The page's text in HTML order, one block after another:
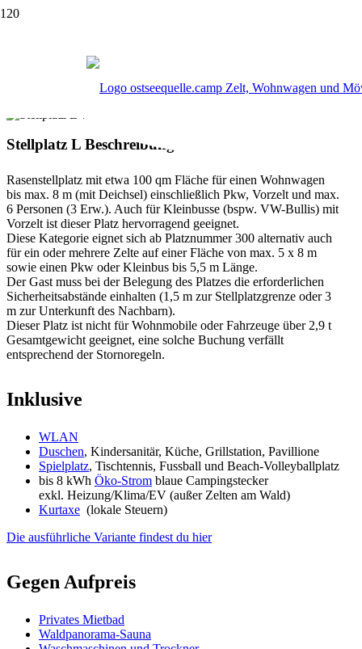
Stellplatz L Beschreibung
Rasenstellplatz mit etwa 100 qm Fläche für einen Wohnwagen
bis max. 8 m (mit Deichsel) einschließlich Pkw, Vorzelt und max.
6 Personen (3 Erw.). Auch für Kleinbusse (bspw. VW-Bullis) mit
Vorzelt ist dieser Platz hervorragend geeignet.
Diese Kategorie eignet sich ab Platznummer 300 alternativ auch
für ein oder mehrere Zelte auf einer Fläche von max. 5 x 8 m
sowie einen Pkw oder Kleinbus bis 5,5 m Länge.
Der Gast muss bei der Belegung des Platzes die erforderlichen
Sicherheitsabstände einhalten (1,5 m zur Stellplatzgrenze oder 3
m zur Unterkunft des Nachbarn).
Dieser Platz ist nicht für Wohnmobile oder Fahrzeuge über 2,9 t
Gesamtgewicht geeignet, eine solche Buchung verfällt
entsprechend der Stornoregeln.
Inklusive
WLAN
Duschen, Kindersanitär, Küche, Grillstation, Pavillione
Spielplatz, Tischtennis, Fussball und Beach-Volleyballplatz
bis 8 kWh Öko-Strom blaue Campingstecker
exkl. Heizung/Klima/EV (außer Zelten am Wald)
Kurtaxe (lokale Steuern)
Die ausführliche Variante findest du hier
Gegen Aufpreis
Privates Mietbad
Waldpanorama-Sauna